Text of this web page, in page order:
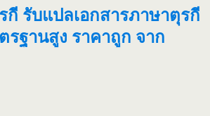
รับแปลเอกสารภาษาตุรกี
รฐานสูง ราคาถูก จาก